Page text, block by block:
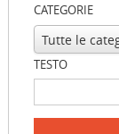
CATEGORIE
TESTO